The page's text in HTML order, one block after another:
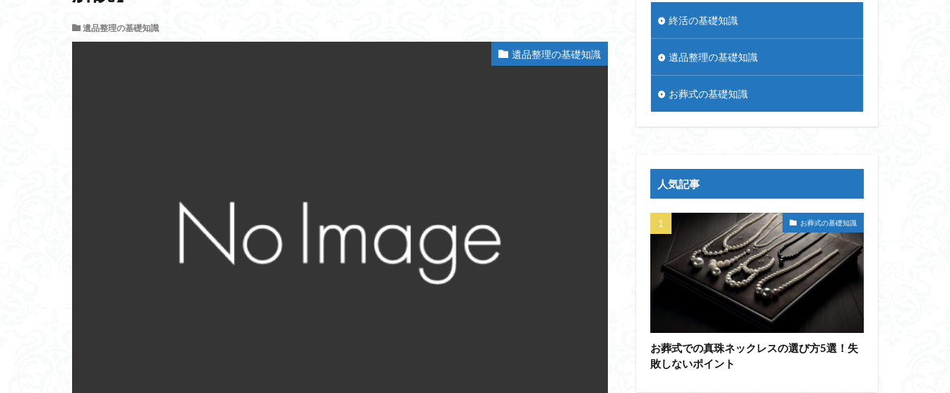
遺品整理の基礎知識
遺品整理の基礎知識
終活の基礎知識
遺品整理の基礎知識
お葬式の基礎知識
人気記事
お葬式の基礎知識
お葬式での真珠ネックレスの選び方5選！失
敗しないポイント